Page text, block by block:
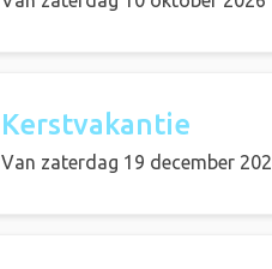
Kerstvakantie
Van zaterdag 19 december 2026